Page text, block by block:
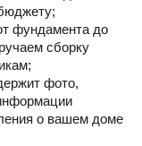
фундамента до
сборку
фото,
о вашем доме